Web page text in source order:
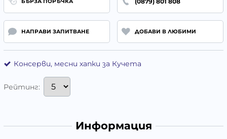
БЪРЗА ПОРЪЧКА
НАПРАВИ ЗАПИТВАНЕ ДОБАВИ В ЛЮБИМИ
Консерви, месни хапки за Кучета
Рейтинг:
Информация